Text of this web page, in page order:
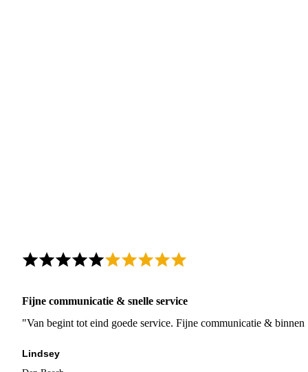
Fijne communicatie & snelle service
"Van begint tot eind goede service. Fijne communicatie &
Lindsey